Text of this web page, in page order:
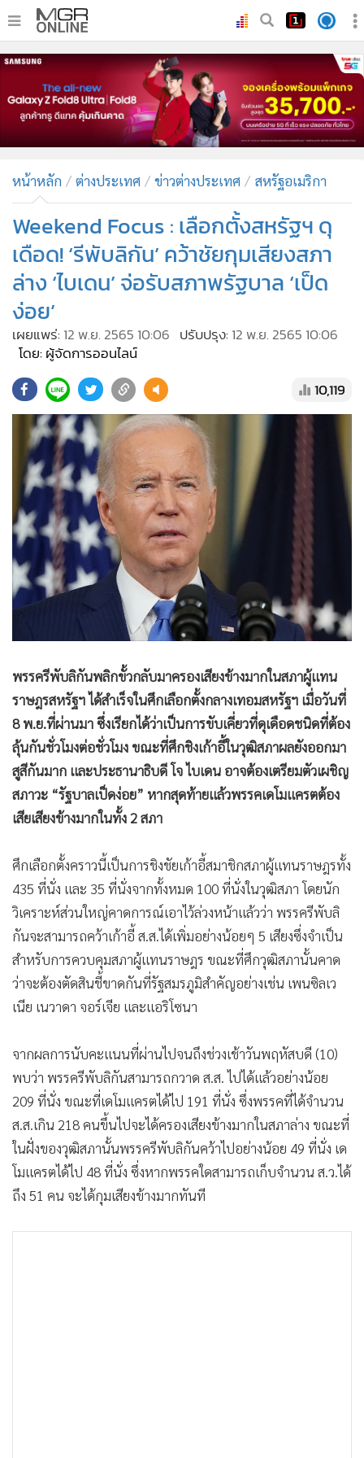
• หน้าหลัก
ทันเหตุการณ์
ภาคใต้
• ภูมิภาค
• บันเทิง
• คอลัมนิสต์
• ละคร
• CbizReview
• Cyber BIZ
• ผู้จัดกวน
Good health & Well-being
• Green Innovation & SD
• Management & HR
MGR Live
Infographic
การเมือง
• ท่องเที่ยว
• กีฬา
• ต่างประเทศ
• Special Scoop
เศรษฐกิจ-ธุรกิจ
• จีน
ชุมชน-คุณภาพชีวิต
• อาชญากรรม
• Motoring
• เกม
• วิทยาศาสตร์
• SMEs
• หุ้น
• กองทุนรวม
• Celeb Online
• Factcheck
• ญี่ปุ่น
• News1
Gotomanager
หน้าหลัก ต่างประเทศ ข่าวต่างประเทศ สหรัฐอเมริกา
Weekend Focus : เลือกตั้งสหรัฐฯ ดุ
เดือด! ‘รีพับลิกัน’ คว้าชัยกุมเสียงสภา
ล่าง ‘ไบเดน’ จ่อรับสภาพรัฐบาล ‘เป็ด
ง่อย’
เผยแพร่: 12 พ.ย. 2565 10:06 ปรับปรุง: 12 พ.ย. 2565 10:06
โดย: ผู้จัดการออนไลน์
10,119
พรรครีพับลิกันพลิกขั้วกลับมาครองเสียงข้างมากในสภาผู้แทน
ราษฎรสหรัฐฯ ได้สำเร็จในศึกเลือกตั้งกลางเทอมสหรัฐฯ เมื่อวันที่
8 พ.ย.ที่ผ่านมา ซึ่งเรียกได้ว่าเป็นการขับเคี่ยวที่ดุเดือดชนิดที่ต้อง
ลุ้นกันชั่วโมงต่อชั่วโมง ขณะที่ศึกชิงเก้าอี้ในวุฒิสภาผลยังออกมา
สูสีกันมาก และประธานาธิบดี โจ ไบเดน อาจต้องเตรียมตัวเผชิญ
สภาวะ “รัฐบาลเป็ดง่อย” หากสุดท้ายแล้วพรรคเดโมแครตต้อง
เสียเสียงข้างมากในทั้ง 2 สภา
ศึกเลือกตั้งคราวนี้เป็นการชิงชัยเก้าอี้สมาชิกสภาผู้แทนราษฎรทั้ง
435 ที่นั่ง และ 35 ที่นั่งจากทั้งหมด 100 ที่นั่งในวุฒิสภา โดยนัก
วิเคราะห์ส่วนใหญ่คาดการณ์เอาไว้ล่วงหน้าแล้วว่า พรรครีพับลิ
กันจะสามารถคว้าเก้าอี้ ส.ส.ได้เพิ่มอย่างน้อยๆ 5 เสียงซึ่งจำเป็น
สำหรับการควบคุมสภาผู้แทนราษฎร ขณะที่ศึกวุฒิสภานั้นคาด
ว่าจะต้องตัดสินชี้ขาดกันที่รัฐสมรภูมิสำคัญอย่างเช่น เพนซิลเว
เนีย เนวาดา จอร์เจีย และแอริโซนา
จากผลการนับคะแนนที่ผ่านไปจนถึงช่วงเช้าวันพฤหัสบดี (10)
พบว่า พรรครีพับลิกันสามารถกวาด ส.ส. ไปได้แล้วอย่างน้อย
209 ที่นั่ง ขณะที่เดโมแครตได้ไป 191 ที่นั่ง ซึ่งพรรคที่ได้จำนวน
ส.ส.เกิน 218 คนขึ้นไปจะได้ครองเสียงข้างมากในสภาล่าง ขณะที่
ในฝั่งของวุฒิสภานั้นพรรครีพับลิกันคว้าไปอย่างน้อย 49 ที่นั่ง เด
โมแครตได้ไป 48 ที่นั่ง ซึ่งหากพรรคใดสามารถเก็บจำนวน ส.ว.ได้
ถึง 51 คน จะได้กุมเสียงข้างมากทันที